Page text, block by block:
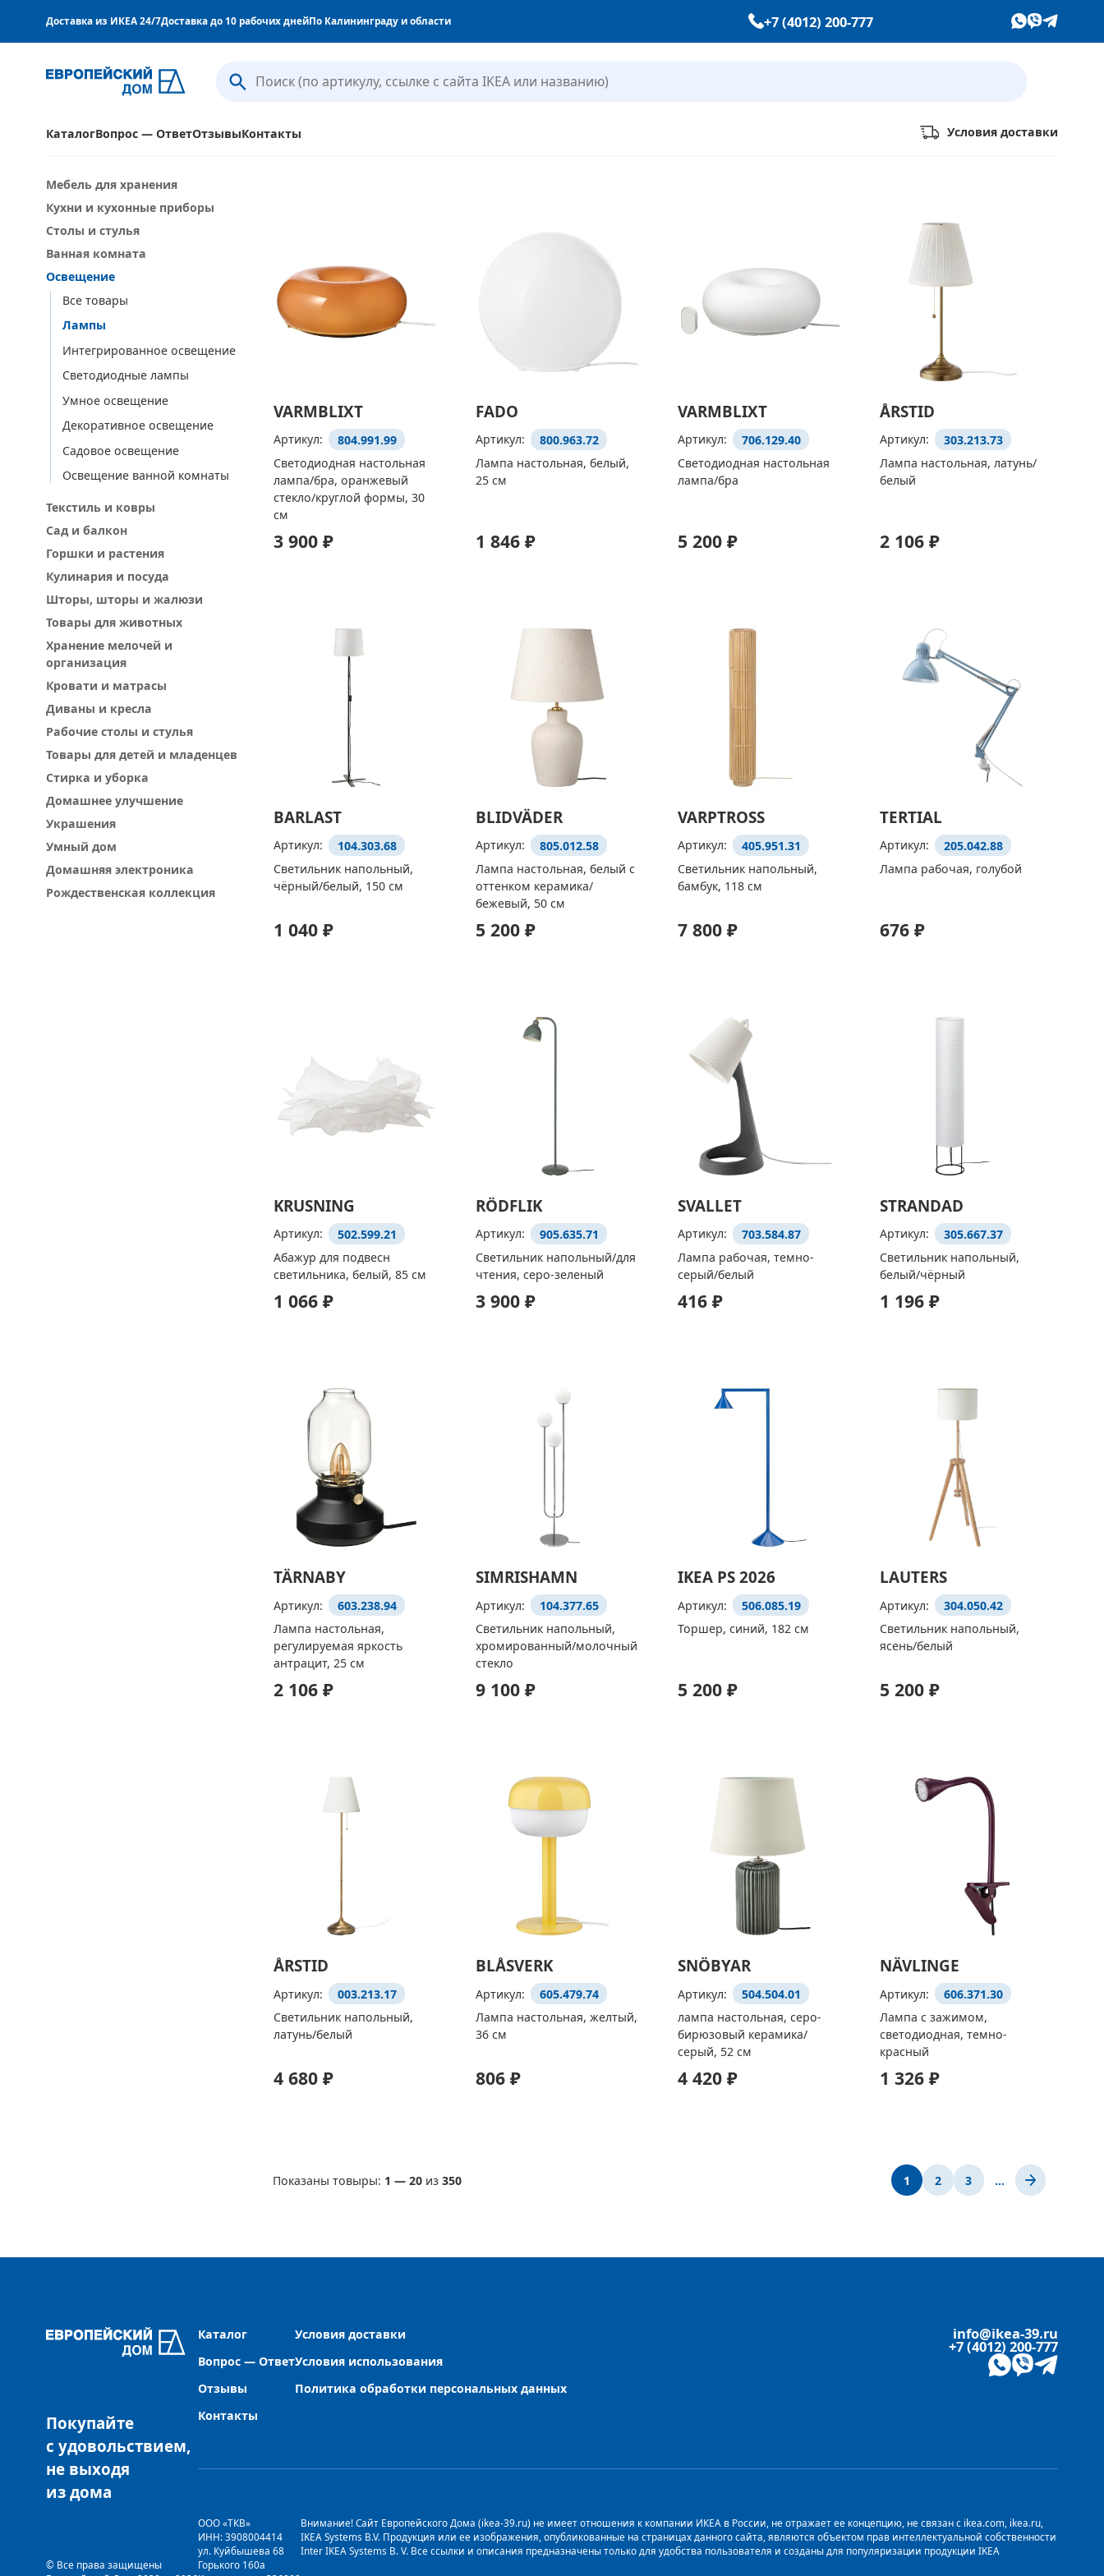
Доставка из ИКЕА 24/7Доставка до 10 рабочих днейПо Калининграду и области +7 (4012) 200-777
КаталогВопрос — ОтветОтзывыКонтакты Условия доставки
Мебель для хранения
Кухни и кухонные приборы
Столы и стулья
Ванная комната
Освещение
Все товары
Лампы
Интегрированное освещение
Светодиодные лампы
Умное освещение
Декоративное освещение
Садовое освещение
Освещение ванной комнаты
Текстиль и ковры
Сад и балкон
Горшки и растения
Кулинария и посуда
Шторы, шторы и жалюзи
Товары для животных
Хранение мелочей и
организация
Кровати и матрасы
Диваны и кресла
Рабочие столы и стулья
Товары для детей и младенцев
Стирка и уборка
Домашнее улучшение
Украшения
Умный дом
Домашняя электроника
Рождественская коллекция
VARMBLIXT
Артикул:
804.991.99
Светодиодная настольная
лампа/бра, оранжевый
стекло/круглой формы, 30
см
3 900 ₽
FADO
Артикул:
800.963.72
Лампа настольная, белый,
25 см
1 846 ₽
VARMBLIXT
Артикул:
706.129.40
Светодиодная настольная
лампа/бра
5 200 ₽
ÅRSTID
Артикул:
303.213.73
Лампа настольная, латунь/
белый
2 106 ₽
BARLAST
Артикул:
104.303.68
Светильник напольный,
чёрный/белый, 150 см
1 040 ₽
BLIDVÄDER
Артикул:
805.012.58
Лампа настольная, белый с
оттенком керамика/
бежевый, 50 см
5 200 ₽
VARPTROSS
Артикул:
405.951.31
Светильник напольный,
бамбук, 118 см
7 800 ₽
TERTIAL
Артикул:
205.042.88
Лампа рабочая, голубой
676 ₽
KRUSNING
Артикул:
502.599.21
Абажур для подвесн
светильника, белый, 85 см
1 066 ₽
RÖDFLIK
Артикул:
905.635.71
Светильник напольный/для
чтения, серо-зеленый
3 900 ₽
SVALLET
Артикул:
703.584.87
Лампа рабочая, темно-
серый/белый
416 ₽
STRANDAD
Артикул:
305.667.37
Светильник напольный,
белый/чёрный
1 196 ₽
TÄRNABY
Артикул:
603.238.94
Лампа настольная,
регулируемая яркость
антрацит, 25 см
2 106 ₽
SIMRISHAMN
Артикул:
104.377.65
Светильник напольный,
хромированный/молочный
стекло
9 100 ₽
IKEA PS 2026
Артикул:
506.085.19
Торшер, синий, 182 см
5 200 ₽
LAUTERS
Артикул:
304.050.42
Светильник напольный,
ясень/белый
5 200 ₽
ÅRSTID
Артикул:
003.213.17
Светильник напольный,
латунь/белый
4 680 ₽
BLÅSVERK
Артикул:
605.479.74
Лампа настольная, желтый,
36 см
806 ₽
SNÖBYAR
Артикул:
504.504.01
лампа настольная, серо-
бирюзовый керамика/
серый, 52 см
4 420 ₽
NÄVLINGE
Артикул:
606.371.30
Лампа с зажимом,
светодиодная, темно-
красный
1 326 ₽
Показаны товыры: 1 — 20из 350 1 2 3 …
Покупайте
с удовольствием,
не выходя
из дома
© Все права защищены
Каталог
Вопрос — Ответ
Отзывы
Контакты
Условия доставки
Условия использования
Политика обработки персональных данных
info@ikea-39.ru
+7 (4012) 200-777
ООО «ТКВ»
ИНН: 3908004414
ул. Куйбышева 68
Горького 160а
Внимание! Сайт Европейского Дома (ikea-39.ru) не имеет отношения к компании ИКЕА в России, не отражает ее концепцию, не связан с ikea.com, ikea.ru,
IKEA Systems B.V. Продукция или ее изображения, опубликованные на страницах данного сайта, являются объектом прав интеллектуальной собственности
Inter IKEA Systems B. V. Все ссылки и описания предназначены только для удобства пользователя и созданы для популяризации продукции IKEA